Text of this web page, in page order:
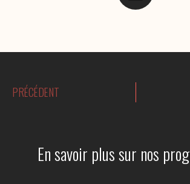
o
PRÉCÉDENT
En savoir plus sur nos